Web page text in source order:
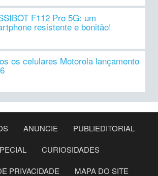
F112 Pro 5G: um
resistente e bonitão!
os celulares Motorola lançamento
ANUNCIE
PUBLIEDITORIAL
CURIOSIDADES
PRIVACIDADE
MAPA DO SITE